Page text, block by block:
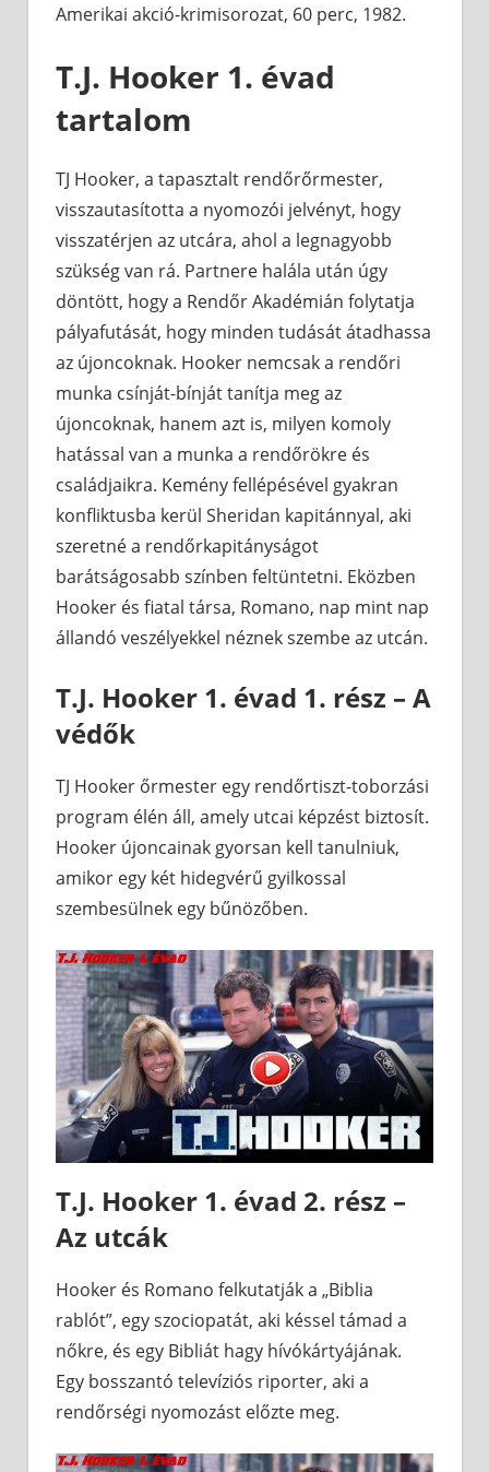
Amerikai akció-krimisorozat, 60 perc, 1982.
T.J. Hooker 1. évad
tartalom
TJ Hooker, a tapasztalt rendőrőrmester,
visszautasította a nyomozói jelvényt, hogy
visszatérjen az utcára, ahol a legnagyobb
szükség van rá. Partnere halála után úgy
döntött, hogy a Rendőr Akadémián folytatja
pályafutását, hogy minden tudását átadhassa
az újoncoknak. Hooker nemcsak a rendőri
munka csínját-bínját tanítja meg az
újoncoknak, hanem azt is, milyen komoly
hatással van a munka a rendőrökre és
családjaikra. Kemény fellépésével gyakran
konfliktusba kerül Sheridan kapitánnyal, aki
szeretné a rendőrkapitányságot
barátságosabb színben feltüntetni. Eközben
Hooker és fiatal társa, Romano, nap mint nap
állandó veszélyekkel néznek szembe az utcán.
T.J. Hooker 1. évad 1. rész – A
védők
TJ Hooker őrmester egy rendőrtiszt-toborzási
program élén áll, amely utcai képzést biztosít.
Hooker újoncainak gyorsan kell tanulniuk,
amikor egy két hidegvérű gyilkossal
szembesülnek egy bűnözőben.
T.J. Hooker 1. évad 2. rész –
Az utcák
Hooker és Romano felkutatják a „Biblia
rablót”, egy szociopatát, aki késsel támad a
nőkre, és egy Bibliát hagy hívókártyájának.
Egy bosszantó televíziós riporter, aki a
rendőrségi nyomozást előzte meg.